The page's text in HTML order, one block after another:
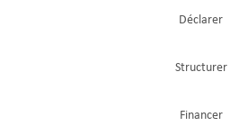
Déclarer
Structurer
Financer